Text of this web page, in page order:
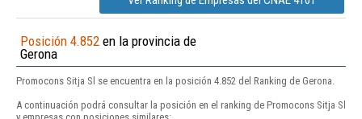
Posición 4.852 en la provincia de
Gerona
Promocons Sitja Sl se encuentra en la posición 4.852 del Ranking de Gerona.
A continuación podrá consultar la posición en el ranking de Promocons Sitja Sl